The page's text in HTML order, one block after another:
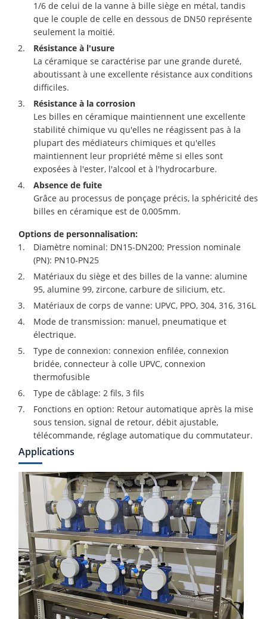
1/6 de celui de la vanne à bille siège en métal, tandis
que le couple de celle en dessous de DN50 représente
seulement la moitié.
Résistance à l'usure
La céramique se caractérise par une grande dureté,
aboutissant à une excellente résistance aux conditions
difficiles.
Résistance à la corrosion
Les billes en céramique maintiennent une excellente
stabilité chimique vu qu'elles ne réagissent pas à la
plupart des médiateurs chimiques et qu'elles
maintiennent leur propriété même si elles sont
exposées à l'ester, l'alcool et à l'hydrocarbure.
Absence de fuite
Grâce au processus de ponçage précis, la sphéricité des
billes en céramique est de 0,005mm.
Options de personnalisation:
Diamètre nominal: DN15-DN200; Pression nominale
(PN): PN10-PN25
Matériaux du siège et des billes de la vanne: alumine
95, alumine 99, zircone, carbure de silicium, etc.
Matériaux de corps de vanne: UPVC, PPO, 304, 316, 316L
Mode de transmission: manuel, pneumatique et
électrique.
Type de connexion: connexion enfilée, connexion
bridée, connecteur à colle UPVC, connexion
thermofusible
Type de câblage: 2 fils, 3 fils
Fonctions en option: Retour automatique après la mise
sous tension, signal de retour, débit ajustable,
télécommande, réglage automatique du commutateur.
Applications